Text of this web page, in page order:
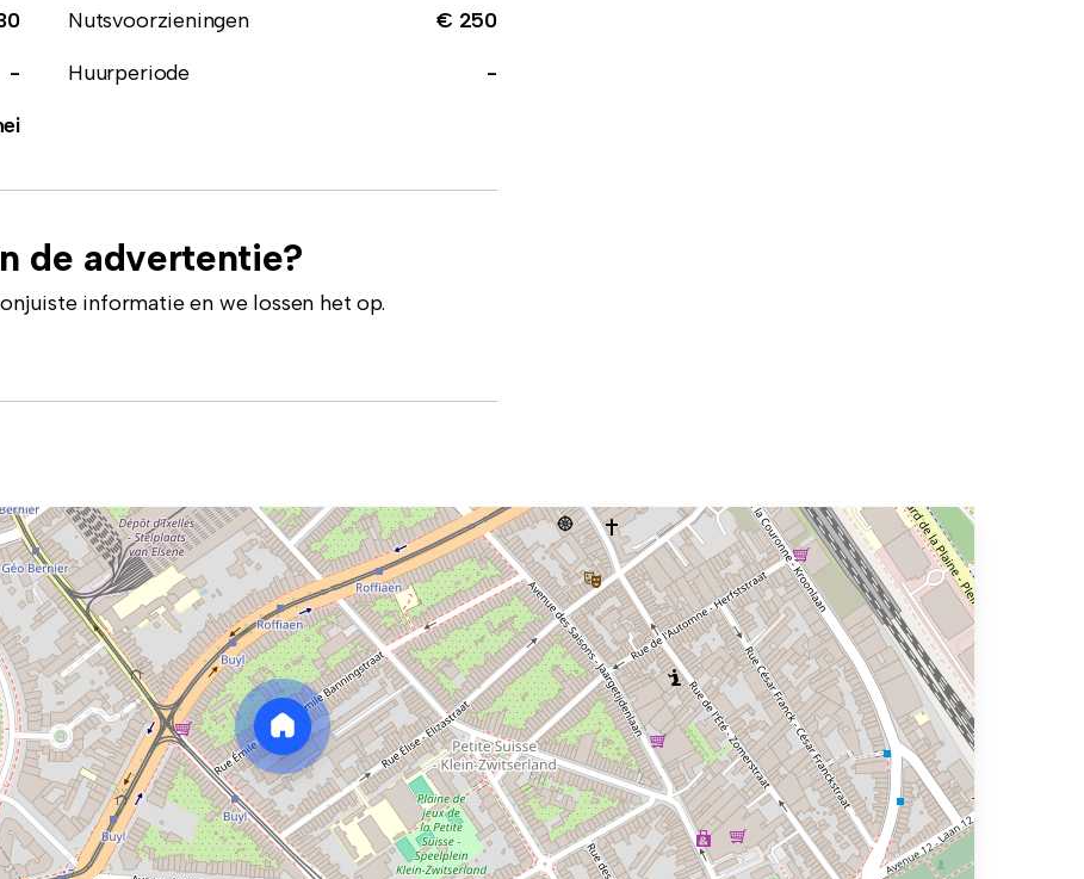
Nutsvoorzieningen
€ 250
- Huurperiode
-
de advertentie?
informatie en we lossen het op.